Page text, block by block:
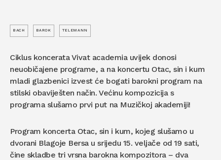
BACH BAROK TELEMANN
Ciklus koncerata Vivat academia uvijek donosi
neuobičajene programe, a na koncertu Otac, sin i kum
mladi glazbenici izvest će bogati barokni program na
stilski obaviješten način. Većinu kompozicija s
programa slušamo prvi put na Muzičkoj akademiji!
Program koncerta Otac, sin i kum, kojeg slušamo u
dvorani Blagoje Bersa u srijedu 15. veljače od 19 sati,
čine skladbe tri vrsna barokna kompozitora – dva